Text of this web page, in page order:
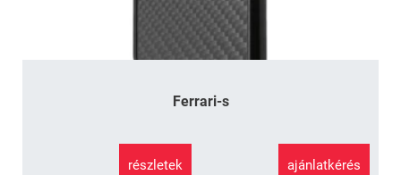
Ferrari-s
részletek ajánlatkérés